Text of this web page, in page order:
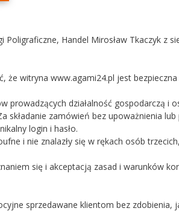
Poligraficzne, Handel Mirosław Tkaczyk
że witryna www.agami24.pl jest
działalność gospodarczą i
składanie zamówień bez upoważnienia
login i hasło.
i nie znalazły się w rękach osób
się i akceptacją zasad i warunków
sprzedawane klientom bez